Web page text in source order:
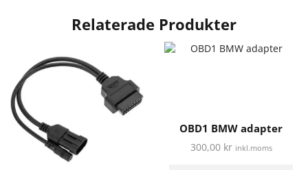
Relaterade Produkter
OBD1 BMW adapter
300,00 kr inkl.moms